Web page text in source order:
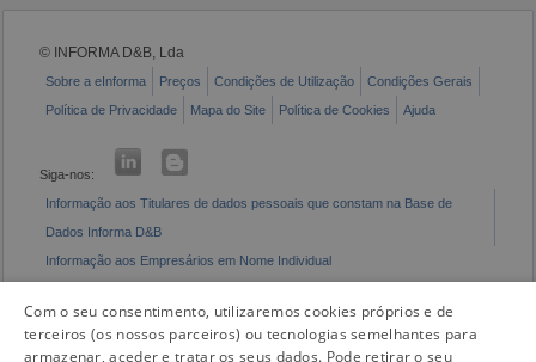
© INFORMA D&B, Lda
Sobre a eInforma Preços Condições de Utilização
Condições Gerais
Política de Privacidade
Mapa do Site Política de Cookies Ajuda
Siga-nos:
Informação aos Titulares de dados pessoais que constam na Base de
Dados Informa D&B
Informação aos Empresários em Nome Individual
Com o seu consentimento, utilizaremos cookies próprios e de
terceiros (os nossos parceiros) ou tecnologias semelhantes para
armazenar, aceder e tratar os seus dados. Pode retirar o seu